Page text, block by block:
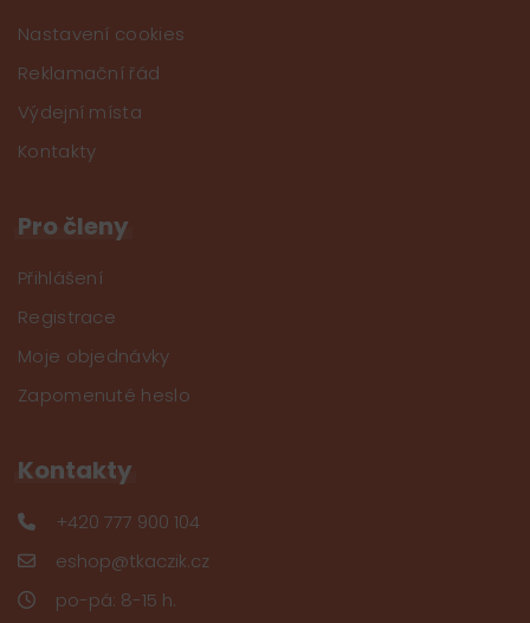
Nastavení cookies
Reklamační řád
Výdejní místa
Kontakty
Pro členy
Přihlášení
Registrace
Moje objednávky
Zapomenuté heslo
Kontakty
+420 777 900 104
eshop@tkaczik.cz
po-pá: 8-15 h.